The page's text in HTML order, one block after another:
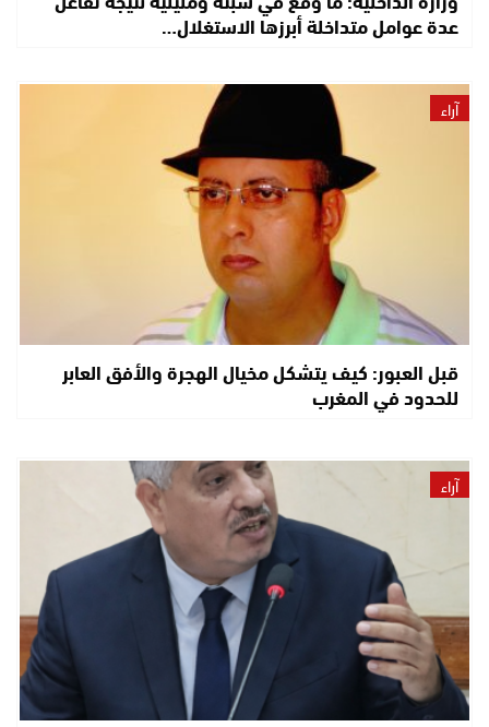
عدة عوامل متداخلة أبرزها الاستغلال…
آراء
قبل العبور: كيف يتشكل مخيال الهجرة والأفق العابر
للحدود في المغرب
آراء